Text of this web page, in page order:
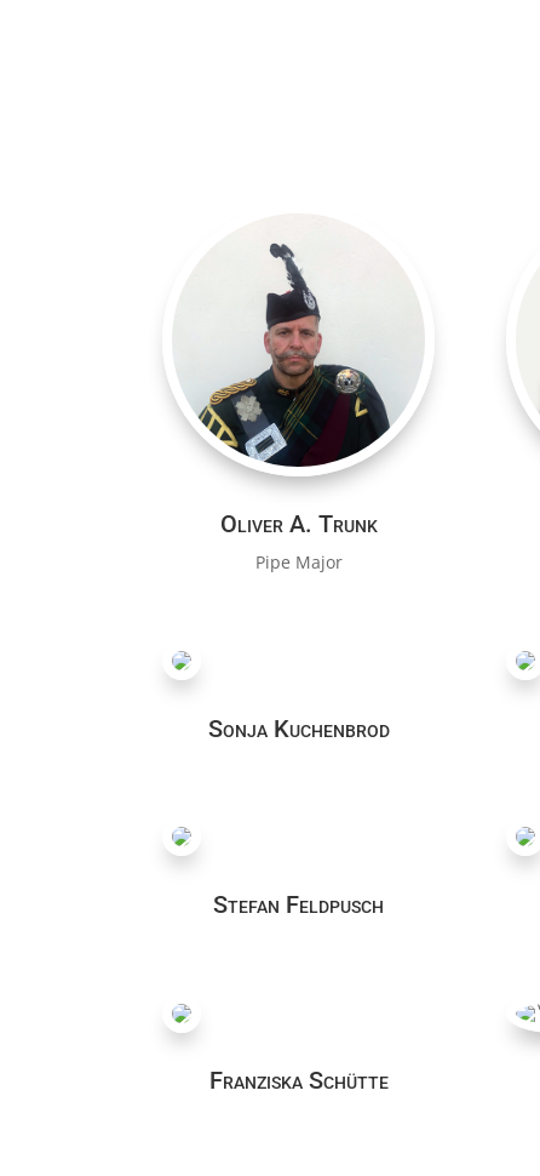
Oliver A. Trunk
Pipe Major
Sonja Kuchenbrod
Stefan Feldpusch
Franziska Schütte